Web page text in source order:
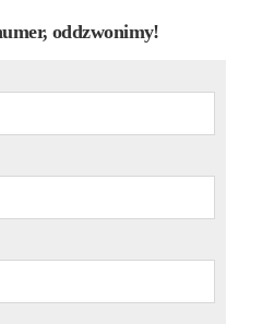
oddzwonimy!